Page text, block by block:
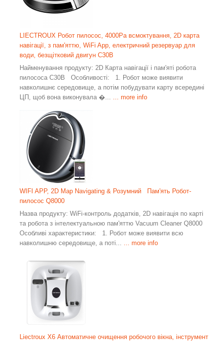
LIECTROUX Робот пилосос, 4000Pa всмоктування, 2D карта
навігації, з пам'яттю, WiFi App, електричний резервуар для
води, безщітковий двигун C30B
Найменування продукту: 2D Карта навігації і пам'яті робота
пилососа C30B Особливості: 1. Робот може виявити
навколишнє середовище, а потім побудувати карту всередині
ЦП, щоб вона виконувала �...
... more info
WIFI APP, 2D Map Navigating & Розумний Пам'ять Робот-
пилосос Q8000
Назва продукту: WiFi-контроль додатків, 2D навігація по карті
та робота з інтелектуальною пам'яттю Vacuum Cleaner Q8000
Особливі характеристики: 1. Робот може виявити всю
навколишню середовище, а поті...
... more info
Liectroux X6 Автоматичне очищення робочого вікна, інструмент